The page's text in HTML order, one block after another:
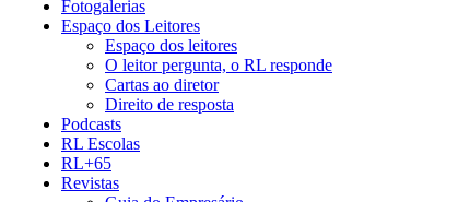
Fotogalerias
Espaço dos Leitores
Espaço dos leitores
O leitor pergunta, o RL responde
Cartas ao diretor
Direito de resposta
Podcasts
RL Escolas
RL+65
Revistas